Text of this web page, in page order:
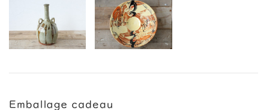
Emballage cadeau